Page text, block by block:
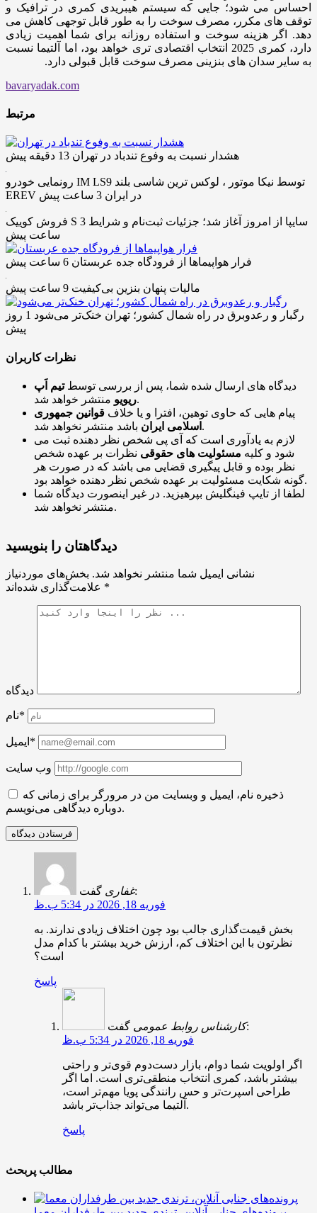
احساس می شود؛ جایی که سیستم هیبریدی کمری در ترافیک و
توقف های مکرر، مصرف سوخت را به طور قابل توجهی کاهش می
دهد. اگر هزینه سوخت و استفاده روزانه برای شما اهمیت زیادی
دارد، کمری 2025 انتخاب اقتصادی تری خواهد بود، اما آلتیما نسبت
به سایر سدان های بنزینی مصرف سوخت قابل قبولی دارد.
bavaryadak.com
مرتبط
هشدار نسبت به وفوع تندباد در تهران 13 دقیقه پیش
رونمایی خودرو IM LS9 توسط نیکا موتور ، لوکس ترین شاسی بلند
EREV در ایران 3 ساعت پیش
فروش کوییک S سایپا از امروز آغاز شد؛ جزئیات ثبت‌نام و شرایط 3
ساعت پیش
فرار هواپیماها از فرودگاه جده عربستان 6 ساعت پیش
مالیات پنهان بنزین بی‌کیفیت 9 ساعت پیش
رگبار و رعدوبرق در راه شمال کشور؛ تهران خنک‌تر می‌شود
1 روز
پیش
نظرات کاربران
دیدگاه های ارسال شده شما، پس از بررسی توسطتیم اَپ
ریویومنتشر خواهد شد.
پیام هایی که حاوی توهین، افترا و یا خلاف قوانین جمهوری
اسلامی ایران باشد منتشر نخواهد شد.
لازم به یادآوری است که آی پی شخص نظر دهنده ثبت می
شود و کلیه مسئولیت های حقوقی نظرات بر عهده شخص
نظر بوده و قابل پیگیری قضایی می باشد که در صورت هر
گونه شکایت مسئولیت بر عهده شخص نظر دهنده خواهد بود.
لطفا از تایپ فینگلیش بپرهیزید. در غیر اینصورت دیدگاه شما
منتشر نخواهد شد.
دیدگاهتان را بنویسید
نشانی ایمیل شما منتشر نخواهد شد. بخش‌های موردنیاز
*
دیدگاه
نام*
ایمیل*
وب سایت
ذخیره نام، ایمیل و وبسایت من در مرورگر برای زمانی که
دوباره دیدگاهی می‌نویسم.
غفاریگفت:
فوریه 18, 2026 در 5:34 ب.ظ
بخش قیمت‌گذاری جالب بود چون اختلاف زیادی ندارند. به
نظرتون با این اختلاف کم، ارزش خرید بیشتر با کدام مدل
است؟
پاسخ
کارشناس روابط عمومیگفت:
فوریه 18, 2026 در 5:34 ب.ظ
اگر اولویت شما دوام، بازار دست‌دوم قوی‌تر و راحتی
بیشتر باشد، کمری انتخاب منطقی‌تری است. اما اگر
طراحی اسپرت‌تر و حس رانندگی پویا مهم‌تر است،
آلتیما می‌تواند جذاب‌تر باشد.
پاسخ
مطالب پربحث